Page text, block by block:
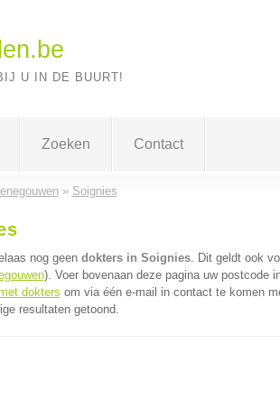
U IN DE BUURT!
Zoeken Contact
» Soignies
nog geen dokters in Soignies. Dit geldt ook
). Voer bovenaan deze pagina uw postcode
dokters om via één e-mail in contact te komen
resultaten getoond.